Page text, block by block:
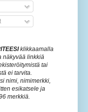
klikkaamalla
näkyvää linkkiä
tai
ei tarvita.
nimi, nimimerkki,
esikatsele ja
merkkiä.